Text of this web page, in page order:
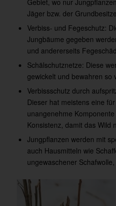
Gebiet, wo nur
Jäger bzw. der
Verbiss- und Fegeschutz:
Jungbäume gegeben
und andererseits
Schälschutznetze: Diese
gewickelt und bewahren so
Verbissschutz durch
Dieser hat meistens eine
unangenehme
Konsistenz, damit das Wild
Jungpflanzen werden mit
auch Hausmitteln wie
ungewaschener